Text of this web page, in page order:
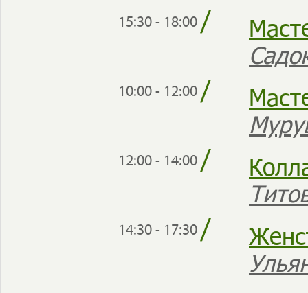
15:30 - 18:00/
10:00 - 12:00/
12:00 - 14:00/
14:30 - 17:30/